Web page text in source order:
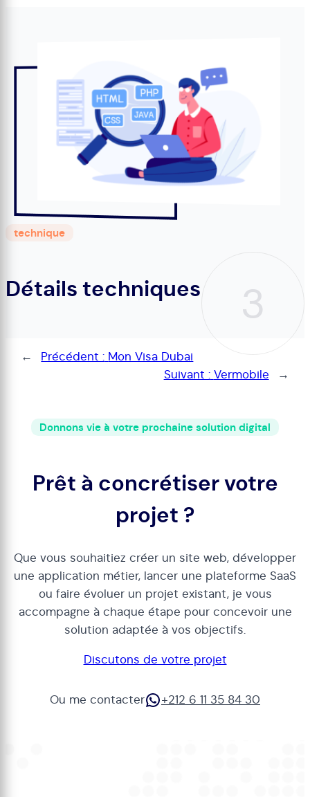
3
technique
Détails techniques
← Précédent : Mon Visa Dubai
Suivant : Vermobile →
Donnons vie à votre prochaine solution digital
Prêt à concrétiser votre
projet ?
Que vous souhaitiez créer un site web, développer
une application métier, lancer une plateforme SaaS
ou faire évoluer un projet existant, je vous
accompagne à chaque étape pour concevoir une
solution adaptée à vos objectifs.
Discutons de votre projet
Ou me contacterWhatsApp
+212 6 11 35 84 30